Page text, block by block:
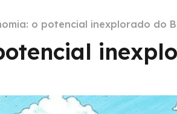
o potencial inexplorado do